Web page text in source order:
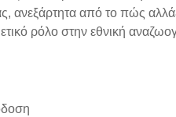
ανεξάρτητα από το πώς
ρόλο στην εθνική